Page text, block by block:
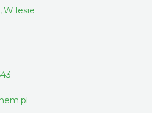
W lesie